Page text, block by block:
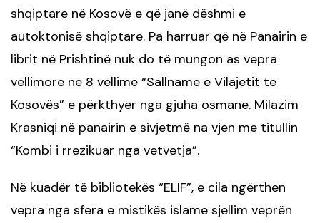
shqiptare në Kosovë e që janë dëshmi e
autoktonisë shqiptare. Pa harruar që në Panairin e
librit në Prishtinë nuk do të mungon as vepra
vëllimore në 8 vëllime “Sallname e Vilajetit të
Kosovës” e përkthyer nga gjuha osmane. Milazim
Krasniqi në panairin e sivjetmë na vjen me titullin
“Kombi i rrezikuar nga vetvetja”.
Në kuadër të bibliotekës “ELIF”, e cila ngërthen
vepra nga sfera e mistikës islame sjellim veprën